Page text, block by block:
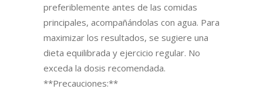
preferiblemente antes de las comidas
principales, acompañándolas con agua. Para
maximizar los resultados, se sugiere una
dieta equilibrada y ejercicio regular. No
exceda la dosis recomendada.
**Precauciones:**